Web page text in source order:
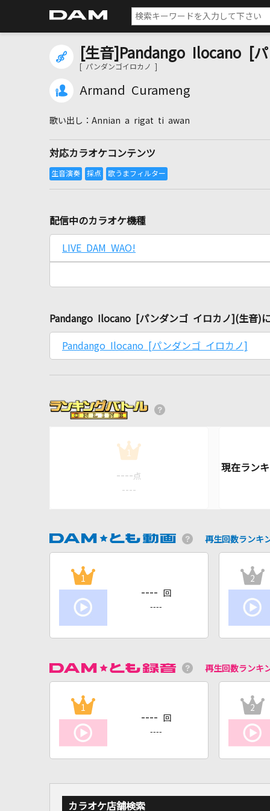
[生音]Pandango Ilocano [
[ パンダンゴイロカノ ]
Armand Curameng
Annian a rigat ti awan
対応カラオケコンテンツ
配信中のカラオケ機種
LIVE DAM WAO!
Pandango Ilocano [パンダンゴ イロカノ](生音)
Pandango Ilocano [パンダンゴ イロカノ]
1
---- 点
----
再生回数ランキ
1
---- 回
----
2
再生回数ランキ
1
---- 回
----
2
カラオケ店舗検索